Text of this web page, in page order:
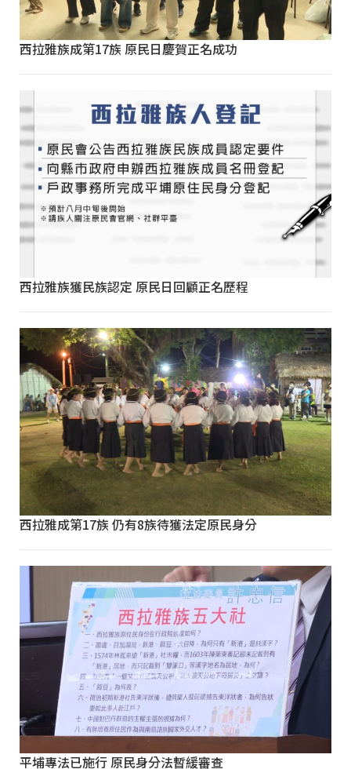
西拉雅族成第17族 原民日慶賀正名成功
西拉雅族獲民族認定 原民日回顧正名歷程
西拉雅成第17族 仍有8族待獲法定原民身分
平埔專法已施行 原民身分法暫緩審查